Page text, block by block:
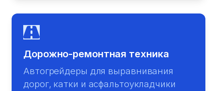
Дорожно-ремонтная техника
Автогрейдеры для выравнивания
дорог, катки и асфальтоукладчики